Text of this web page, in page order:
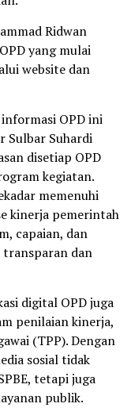
Ridwan
yang mulai
website dan
OPD ini
Sulbar Suhardi
disetiap OPD
kegiatan.
memenuhi
kinerja pemerintah
capaian, dan
transparan dan
digital OPD juga
penilaian kinerja,
(TPP). Dengan
sosial tidak
tetapi juga
publik.